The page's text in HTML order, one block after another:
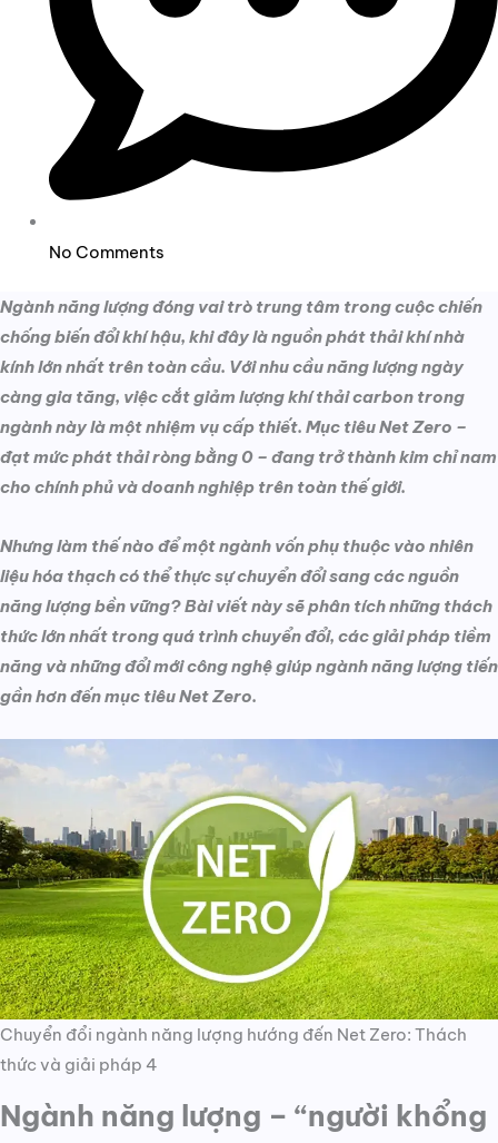
No Comments
Ngành năng lượng đóng vai trò trung tâm trong cuộc chiến
chống biến đổi khí hậu, khi đây là nguồn phát thải khí nhà
kính lớn nhất trên toàn cầu. Với nhu cầu năng lượng ngày
càng gia tăng, việc cắt giảm lượng khí thải carbon trong
ngành này là một nhiệm vụ cấp thiết. Mục tiêu Net Zero –
đạt mức phát thải ròng bằng 0 – đang trở thành kim chỉ nam
cho chính phủ và doanh nghiệp trên toàn thế giới.
Nhưng làm thế nào để một ngành vốn phụ thuộc vào nhiên
liệu hóa thạch có thể thực sự chuyển đổi sang các nguồn
năng lượng bền vững? Bài viết này sẽ phân tích những thách
thức lớn nhất trong quá trình chuyển đổi, các giải pháp tiềm
năng và những đổi mới công nghệ giúp ngành năng lượng tiến
gần hơn đến mục tiêu Net Zero.
Chuyển đổi ngành năng lượng hướng đến Net Zero: Thách
thức và giải pháp 4
Ngành năng lượng – “người khổng